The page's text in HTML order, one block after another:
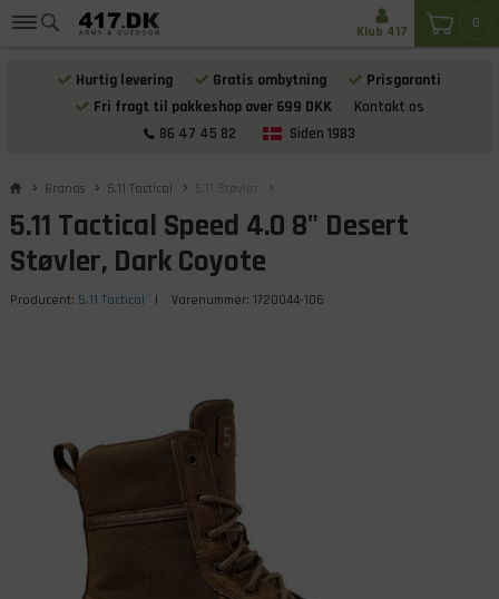
Hurtig levering Gratis ombytning
Prisgaranti
Fri fragt til pakkeshop over 699 DKK
Kontakt os
86 47 45 82
Siden 1983
0
Klub 417
Brands 5.11 Tactical 5.11 Støvler
5.11 Tactical Speed 4.0 8" Desert
Støvler, Dark Coyote
Producent: 5.11 Tactical | Varenummer: 1720044-106